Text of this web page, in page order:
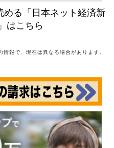
める「日本ネット経済新
はこちら
情報で、現在は異なる場合があります。